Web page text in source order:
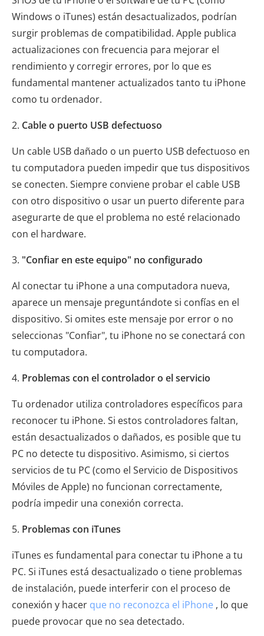
Windows o iTunes) están desactualizados, podrían
surgir problemas de compatibilidad. Apple publica
actualizaciones con frecuencia para mejorar el
rendimiento y corregir errores, por lo que es
fundamental mantener actualizados tanto tu iPhone
como tu ordenador.
2. Cable o puerto USB defectuoso
Un cable USB dañado o un puerto USB defectuoso en
tu computadora pueden impedir que tus dispositivos
se conecten. Siempre conviene probar el cable USB
con otro dispositivo o usar un puerto diferente para
asegurarte de que el problema no esté relacionado
con el hardware.
3. "Confiar en este equipo" no configurado
Al conectar tu iPhone a una computadora nueva,
aparece un mensaje preguntándote si confías en el
dispositivo. Si omites este mensaje por error o no
seleccionas "Confiar", tu iPhone no se conectará con
tu computadora.
4. Problemas con el controlador o el servicio
Tu ordenador utiliza controladores específicos para
reconocer tu iPhone. Si estos controladores faltan,
están desactualizados o dañados, es posible que tu
PC no detecte tu dispositivo. Asimismo, si ciertos
servicios de tu PC (como el Servicio de Dispositivos
Móviles de Apple) no funcionan correctamente,
podría impedir una conexión correcta.
5. Problemas con iTunes
iTunes es fundamental para conectar tu iPhone a tu
PC. Si iTunes está desactualizado o tiene problemas
de instalación, puede interferir con el proceso de
conexión y hacer que no reconozca el iPhone , lo que
puede provocar que no sea detectado.